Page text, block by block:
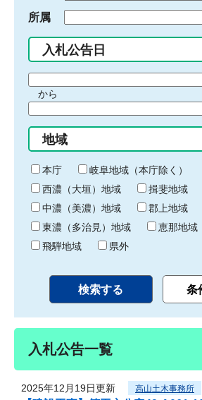
所属
入札公告日
間
始
り
から
間
終
わ
り
地域
本庁
岐阜地域（本庁除く）
西濃（大垣）地域
揖斐地域
中濃（美濃）地域
郡上地域
東濃（多治見）地域
恵那地域
飛騨地域
県外
入札公告一覧
2025年12月19日更新 高山土木事務所